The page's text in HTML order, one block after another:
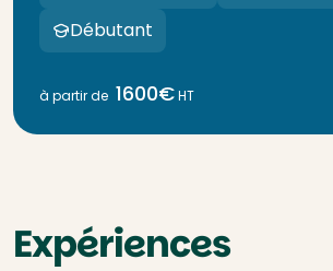
Débutant
à partir de 1600€HT
Expériences